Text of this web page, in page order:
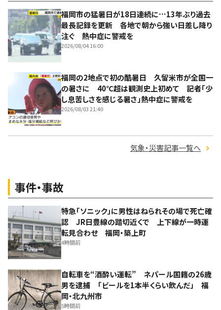
福岡市の猛暑日が18日連続に…13年ぶり過去
最長記録を更新 各地で朝から強い日差し降り
注ぐ 熱中症に警戒を
2026/08/04 16:00
福岡の2地点で初の酷暑日 久留米市が全国一
の暑さに 40℃超は観測史上初めて 記者「少
し息苦しさを感じる暑さ」熱中症に警戒を
2026/08/03 21:40
気象・災害記事一覧へ
事件・事故
特急「ソニック」に男性はねられその場で死亡確
認 JR日豊線の踏切近くで 上下線が一時運
転見合わせ 福岡・築上町
4時間前
自転車を“酒酔い運転” ネパール国籍の26歳
男を逮捕 「ビールを1本半くらい飲んだ」 福
岡・北九州市
5時間前